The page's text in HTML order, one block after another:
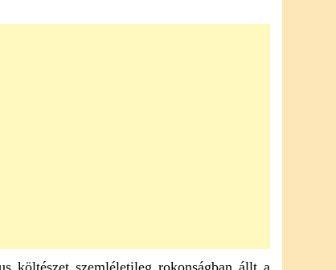
költészet szemléletileg rokonságban állt a